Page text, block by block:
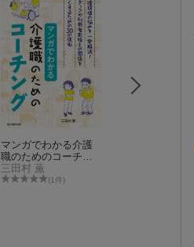
マンガでわかる介護
職のためのコーチン
グ
三田村 薫
(1件)